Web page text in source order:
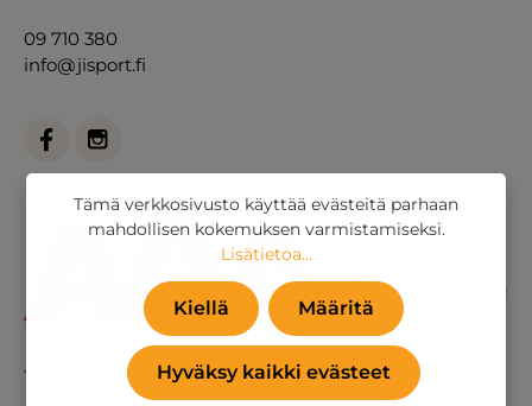
09 710 380
info@jisport.fi
Tai yhteydenottolomakkeella.
Tämä verkkosivusto käyttää evästeitä parhaan
mahdollisen kokemuksen varmistamiseksi.
Lisätietoa...
Kiellä Määritä
Hyväksy kaikki evästeet